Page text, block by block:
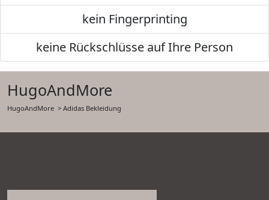
kein Fingerprinting
keine Rückschlüsse auf Ihre Person
HugoAndMore
HugoAndMore > Adidas Bekleidung